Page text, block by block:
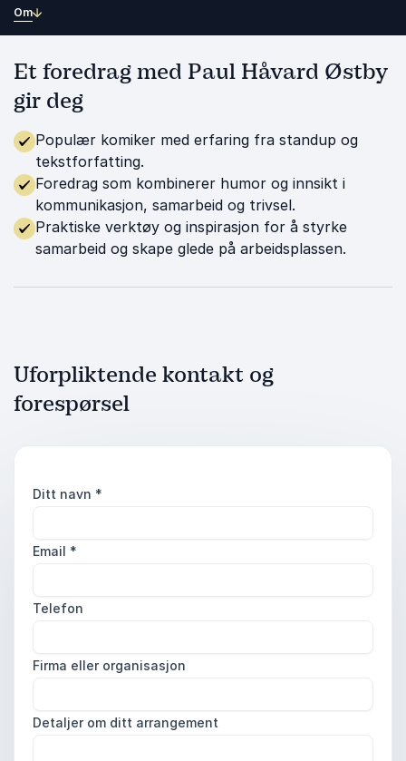
Om
Et foredrag med Paul Håvard Østby
gir deg
Populær komiker med erfaring fra standup og
tekstforfatting.
Foredrag som kombinerer humor og innsikt i
kommunikasjon, samarbeid og trivsel.
Praktiske verktøy og inspirasjon for å styrke
samarbeid og skape glede på arbeidsplassen.
Uforpliktende kontakt og
forespørsel
Ditt navn *
Email *
Telefon
Firma eller organisasjon
Detaljer om ditt arrangement